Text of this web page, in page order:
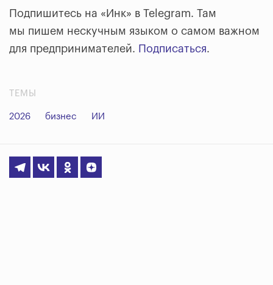
Подпишитесь на «Инк» в Telegram. Там
мы пишем нескучным языком о самом важном
для предпринимателей. Подписаться.
ТЕМЫ
2026 бизнес ИИ